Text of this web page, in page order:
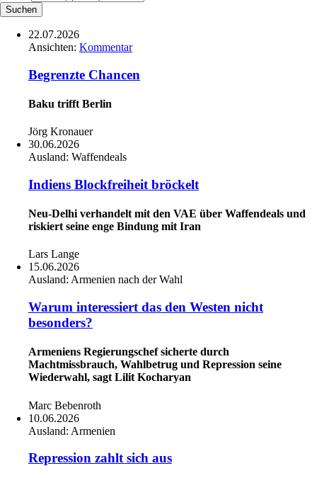
22.07.2026
Ansichten: Kommentar
Begrenzte Chancen
Baku trifft Berlin
Jörg Kronauer
30.06.2026
Ausland: Waffendeals
Indiens Blockfreiheit bröckelt
Neu-Delhi verhandelt mit den VAE über Waffendeals und
riskiert seine enge Bindung mit Iran
Lars Lange
15.06.2026
Ausland: Armenien nach der Wahl
Warum interessiert das den Westen nicht
besonders?
Armeniens Regierungschef sicherte durch
Machtmissbrauch, Wahlbetrug und Repression seine
Wiederwahl, sagt Lilit Kocharyan
Marc Bebenroth
10.06.2026
Ausland: Armenien
Repression zahlt sich aus